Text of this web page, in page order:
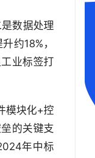
数据处理
约18%，
业标签打
模块化+控
的关键支
年中标